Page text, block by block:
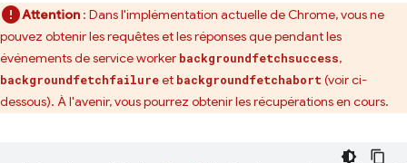
Attention : Dans l'implémentation actuelle de Chrome, vous ne
pouvez obtenir les requêtes et les réponses que pendant les
événements de service worker backgroundfetchsuccess,
backgroundfetchfailureet backgroundfetchabort (voir ci-
dessous). À l'avenir, vous pourrez obtenir les récupérations en cours.